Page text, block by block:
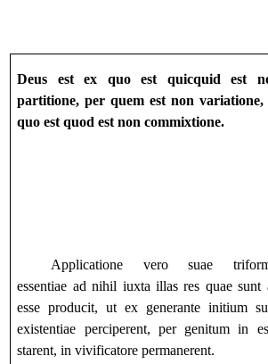
Deus est ex quo est quicquid est
partitione, per quem est non variatione,
quo est quod est non commixtione.
Applicatione vero suae
essentiae ad nihil iuxta illas res quae sunt
esse producit, ut ex generante initium
existentiae perciperent, per genitum in
starent, in vivificatore permanerent.